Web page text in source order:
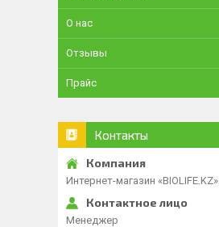
О нас
Отзывы
Прайс
Контакты
Интернет-магазин «BIOLIFE.KZ»
Менеджер